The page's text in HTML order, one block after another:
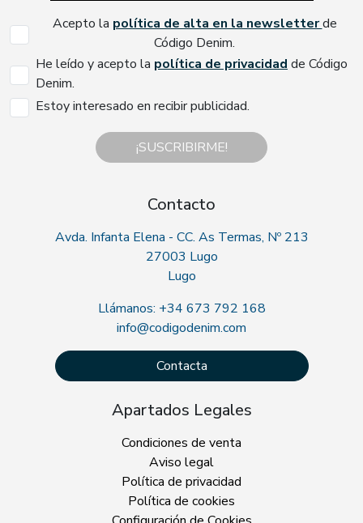
Acepto la política de alta en la newsletterde
Código Denim.
He leído y acepto la política de privacidadde Código
Denim.
Estoy interesado en recibir publicidad.
¡SUSCRIBIRME!
Contacto
Avda. Infanta Elena - CC. As Termas, Nº 213
27003 Lugo
Lugo
Llámanos: +34 673 792 168
info@codigodenim.com
Contacta
Apartados Legales
Condiciones de venta
Aviso legal
Política de privacidad
Política de cookies